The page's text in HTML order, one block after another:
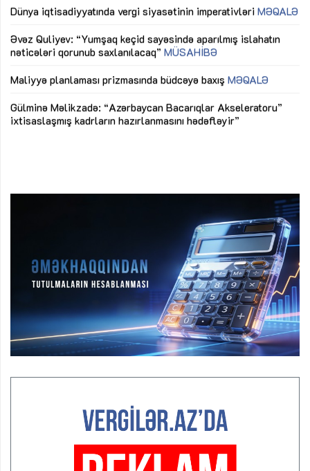
Dünya iqtisadiyyatında vergi siyasətinin imperativləri MƏQALƏ
Əvəz Quliyev: “Yumşaq keçid sayəsində aparılmış islahatın
nəticələri qorunub saxlanılacaq” MÜSAHİBƏ
Maliyyə planlaması prizmasında büdcəyə baxış MƏQALƏ
Gülminə Məlikzadə: “Azərbaycan Bacarıqlar Akseleratoru”
ixtisaslaşmış kadrların hazırlanmasını hədəfləyir”